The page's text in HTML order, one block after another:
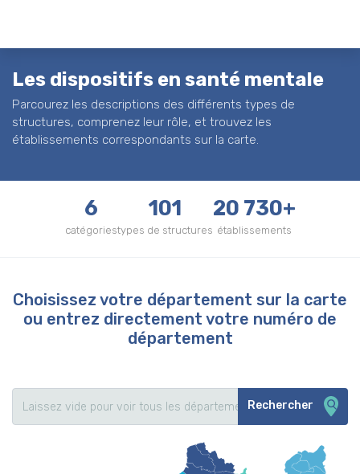
Les dispositifs en santé mentale
Parcourez les descriptions des différents types de
structures, comprenez leur rôle, et trouvez les
établissements correspondants sur la carte.
6
catégories
101
types de structures
20 730+
établissements
Choisissez votre département sur la carte
ou entrez directement votre numéro de
département
Rechercher